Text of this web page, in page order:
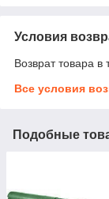
Условия
Возврат товара в
Все условия
Подобные